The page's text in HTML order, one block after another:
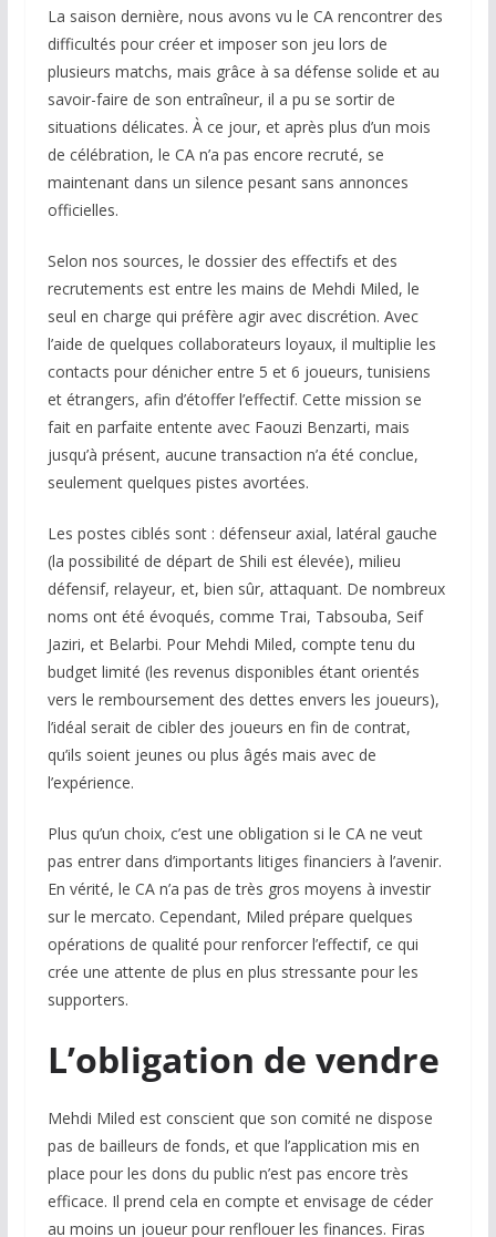
La saison dernière, nous avons vu le CA rencontrer des
difficultés pour créer et imposer son jeu lors de
plusieurs matchs, mais grâce à sa défense solide et au
savoir-faire de son entraîneur, il a pu se sortir de
situations délicates. À ce jour, et après plus d’un mois
de célébration, le CA n’a pas encore recruté, se
maintenant dans un silence pesant sans annonces
officielles.
Selon nos sources, le dossier des effectifs et des
recrutements est entre les mains de Mehdi Miled, le
seul en charge qui préfère agir avec discrétion. Avec
l’aide de quelques collaborateurs loyaux, il multiplie les
contacts pour dénicher entre 5 et 6 joueurs, tunisiens
et étrangers, afin d’étoffer l’effectif. Cette mission se
fait en parfaite entente avec Faouzi Benzarti, mais
jusqu’à présent, aucune transaction n’a été conclue,
seulement quelques pistes avortées.
Les postes ciblés sont : défenseur axial, latéral gauche
(la possibilité de départ de Shili est élevée), milieu
défensif, relayeur, et, bien sûr, attaquant. De nombreux
noms ont été évoqués, comme Trai, Tabsouba, Seif
Jaziri, et Belarbi. Pour Mehdi Miled, compte tenu du
budget limité (les revenus disponibles étant orientés
vers le remboursement des dettes envers les joueurs),
l’idéal serait de cibler des joueurs en fin de contrat,
qu’ils soient jeunes ou plus âgés mais avec de
l’expérience.
Plus qu’un choix, c’est une obligation si le CA ne veut
pas entrer dans d’importants litiges financiers à l’avenir.
En vérité, le CA n’a pas de très gros moyens à investir
sur le mercato. Cependant, Miled prépare quelques
opérations de qualité pour renforcer l’effectif, ce qui
crée une attente de plus en plus stressante pour les
supporters.
L’obligation de vendre
Mehdi Miled est conscient que son comité ne dispose
pas de bailleurs de fonds, et que l’application mis en
place pour les dons du public n’est pas encore très
efficace. Il prend cela en compte et envisage de céder
au moins un joueur pour renflouer les finances. Firas